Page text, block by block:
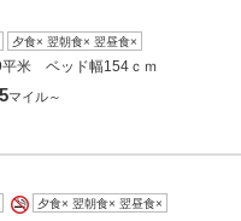
夕食× 翌朝食× 翌昼食×
米 ベッド幅154ｃｍ
マイル～
夕食× 翌朝食× 翌昼食×